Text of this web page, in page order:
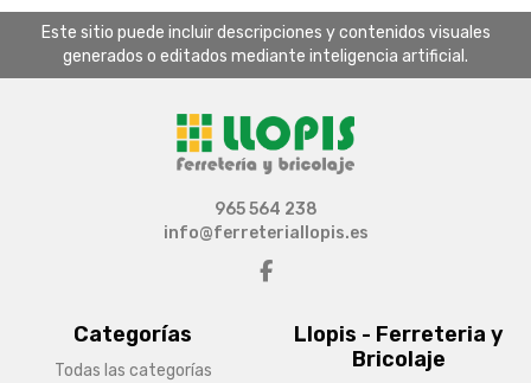
Este sitio puede incluir descripciones y contenidos visuales
generados o editados mediante inteligencia artificial.
Categorías
Todas las categorías
Llopis - Ferreteria y
Bricolaje
965 564 238
info@ferreteriallopis.es